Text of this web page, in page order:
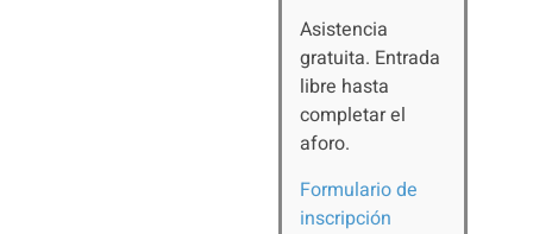
Asistencia
gratuita. Entrada
libre hasta
completar el
aforo.
Formulario de
inscripción